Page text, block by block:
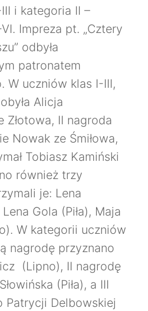
i kategoria II –
Impreza pt. „Cztery
odbyła
patronatem
W uczniów klas I-III,
Alicja
Złotowa, II nagroda
Nowak ze Śmiłowa,
Tobiasz Kamiński
również trzy
je: Lena
Gola (Piła), Maja
W kategorii uczniów
nagrodę przyznano
(Lipno), II nagrodę
(Piła), a III
Patrycji Delbowskiej